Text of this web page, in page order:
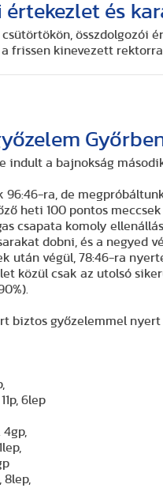
értekezlet és
csütörtökön,
frissen kinevezett
indult a bajnokság
96:46-ra, de
heti 100 pontos
csapata komoly
dobni, és a negyed
után végül, 78:46-ra
közül csak az utolsó
biztos győzelemmel nyert
6lep
8lep,